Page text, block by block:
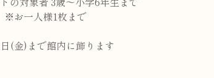
※お一人様1枚まで
(金)まで館内に飾ります